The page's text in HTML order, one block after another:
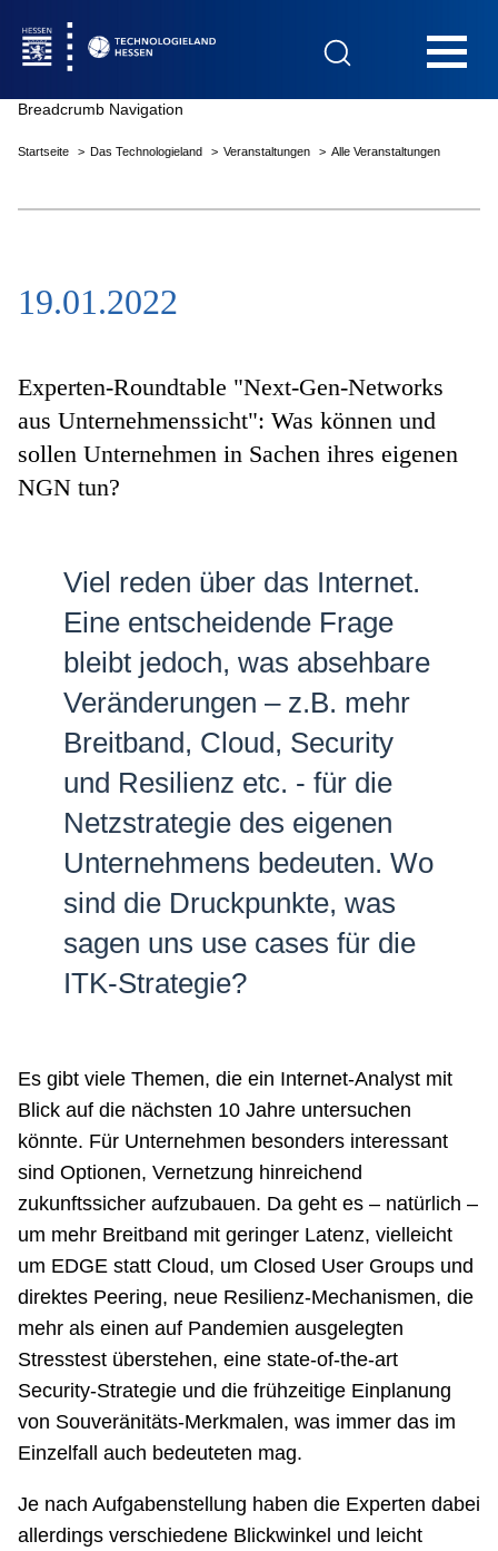
Das Technologieland
Innovationsfelder
Beratung & Förderung
Breadcrumb Navigation
Startseite Das Technologieland Veranstaltungen Alle Veranstaltungen
19.01.2022
Experten-Roundtable "Next-Gen-Networks
aus Unternehmenssicht": Was können und
sollen Unternehmen in Sachen ihres eigenen
NGN tun?
Viel reden über das Internet.
Eine entscheidende Frage
bleibt jedoch, was absehbare
Veränderungen – z.B. mehr
Breitband, Cloud, Security
und Resilienz etc. - für die
Netzstrategie des eigenen
Unternehmens bedeuten. Wo
sind die Druckpunkte, was
sagen uns use cases für die
ITK-Strategie?
Es gibt viele Themen, die ein Internet-Analyst mit
Blick auf die nächsten 10 Jahre untersuchen
könnte. Für Unternehmen besonders interessant
sind Optionen, Vernetzung hinreichend
zukunftssicher aufzubauen. Da geht es – natürlich –
um mehr Breitband mit geringer Latenz, vielleicht
um EDGE statt Cloud, um Closed User Groups und
direktes Peering, neue Resilienz-Mechanismen, die
mehr als einen auf Pandemien ausgelegten
Stresstest überstehen, eine state-of-the-art
Security-Strategie und die frühzeitige Einplanung
von Souveränitäts-Merkmalen, was immer das im
Einzelfall auch bedeuteten mag.
Je nach Aufgabenstellung haben die Experten dabei
allerdings verschiedene Blickwinkel und leicht